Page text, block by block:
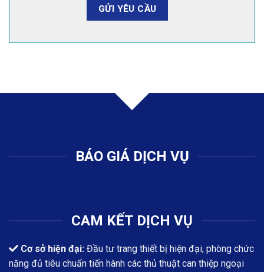
BÁO GIÁ DỊCH VỤ
CAM KẾT DỊCH VỤ
Cơ sở hiện đại: Đầu tư trang thiết bị hiện đại, phòng chức
năng đủ tiêu chuẩn tiến hành các thủ thuật can thiệp ngoại